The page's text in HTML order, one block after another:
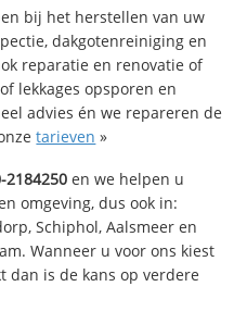
bij het herstellen van uw
dakgotenreiniging en
reparatie en renovatie of
lekkages opsporen en
advies én we repareren de
tarieven »
2184250 en we helpen u
omgeving, dus ook in:
Schiphol, Aalsmeer en
Wanneer u voor ons kiest
dan is de kans op verdere